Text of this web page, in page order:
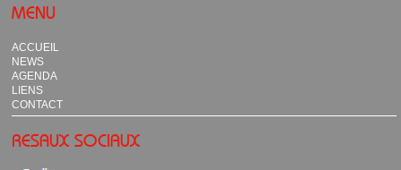
MENU
ACCUEIL
NEWS
AGENDA
LIENS
CONTACT
RESAUX SOCIAUX